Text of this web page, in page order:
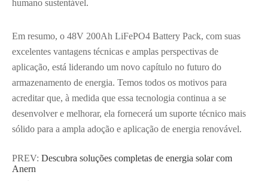
humano sustentável.
Em resumo, o 48V 200Ah LiFePO4 Battery Pack, com suas
excelentes vantagens técnicas e amplas perspectivas de
aplicação, está liderando um novo capítulo no futuro do
armazenamento de energia. Temos todos os motivos para
acreditar que, à medida que essa tecnologia continua a se
desenvolver e melhorar, ela fornecerá um suporte técnico mais
sólido para a ampla adoção e aplicação de energia renovável.
PREV: Descubra soluções completas de energia solar com
Anern